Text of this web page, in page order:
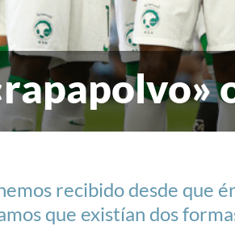
recibido desde que
que existían dos